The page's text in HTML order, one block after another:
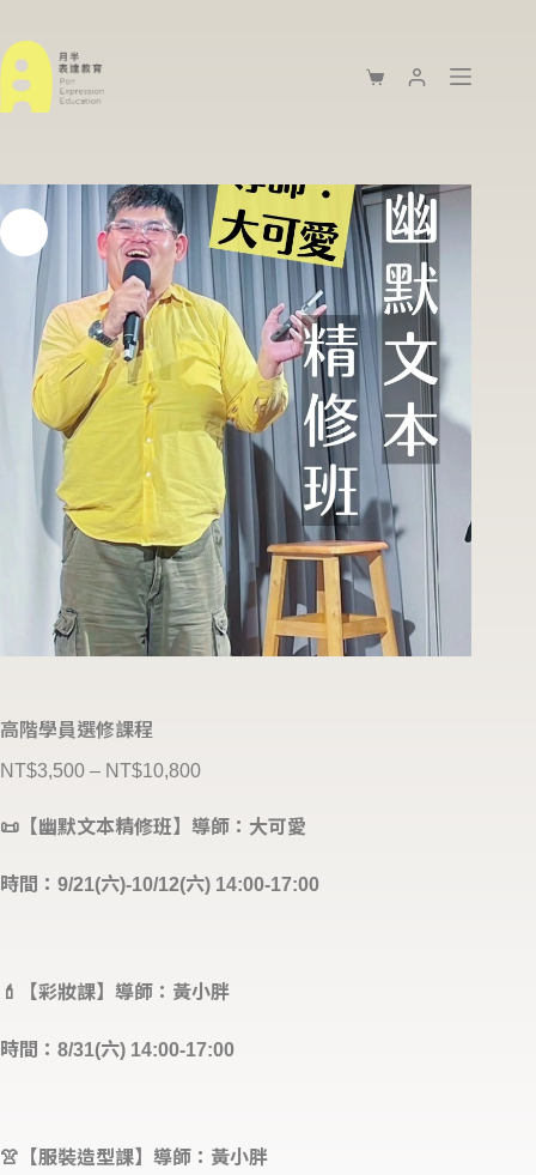
高階學員選修課程
NT$3,500 – NT$10,800
📜【幽默文本精修班】導師：大可愛
時間：9/21(六)-10/12(六) 14:00-17:00
💄【彩妝課】導師：黃小胖
時間：8/31(六) 14:00-17:00
👚【服裝造型課】導師：黃小胖